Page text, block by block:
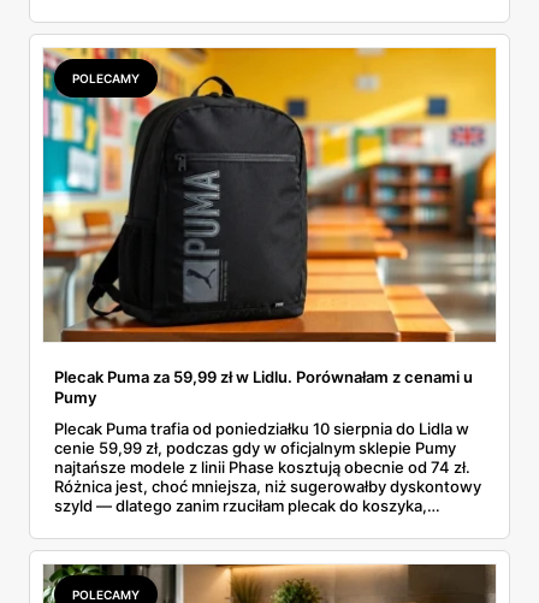
pojawi się w gazetkach w przyszłym tygodniu i czy jest
sens kupować jesień, zanim skończą się wakacje.
POLECAMY
Plecak Puma za 59,99 zł w Lidlu. Porównałam z cenami u
Pumy
Plecak Puma trafia od poniedziałku 10 sierpnia do Lidla w
cenie 59,99 zł, podczas gdy w oficjalnym sklepie Pumy
najtańsze modele z linii Phase kosztują obecnie od 74 zł.
Różnica jest, choć mniejsza, niż sugerowałby dyskontowy
szyld — dlatego zanim rzuciłam plecak do koszyka,
rozpiska: co dokładnie sprzedaje Lidl, ile kosztują
odpowiedniki u producenta i komu ten zakup naprawdę
się opłaci.
POLECAMY